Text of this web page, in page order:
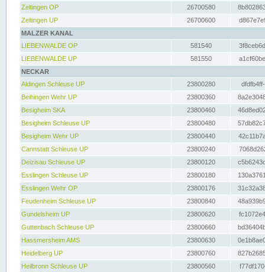
Zeltingen OP
26700580
Zeltingen UP
26700600
MALZER KANAL
LIEBENWALDE OP
581540
LIEBENWALDE UP
581550
NECKAR
Aldingen Schleuse UP
23800280
Beihingen Wehr UP
23800360
Besigheim SKA
23800460
Besigheim Schleuse UP
23800480
Besigheim Wehr UP
23800440
Cannstatt Schleuse UP
23800240
Deizisau Schleuse UP
23800120
Esslingen Schleuse UP
23800180
Esslingen Wehr OP
23800176
Feudenheim Schleuse UP
23800840
Gundelsheim UP
23800620
Guttenbach Schleuse UP
23800660
Hassmersheim AMS
23800630
Heidelberg UP
23800760
Heilbronn Schleuse UP
23800560